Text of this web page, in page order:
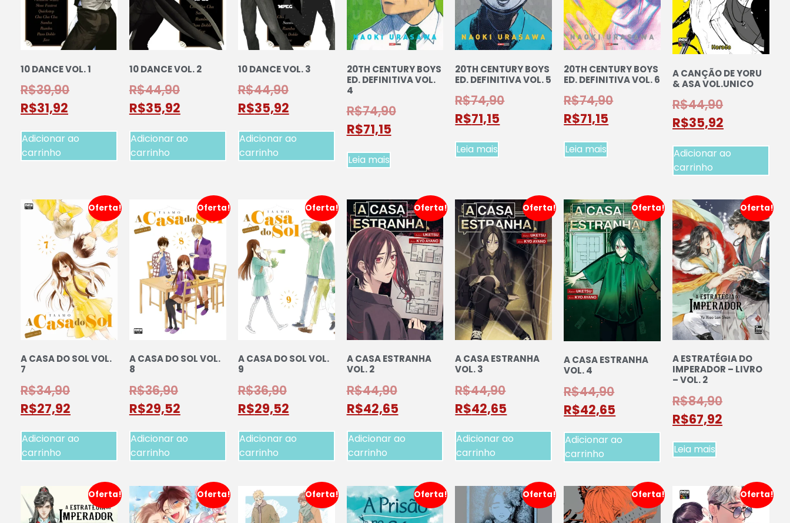
10 DANCE VOL. 1
R$39,90
R$31,92
Adicionar ao
carrinho
10 DANCE VOL. 2
R$44,90
R$35,92
Adicionar ao
carrinho
10 DANCE VOL. 3
R$44,90
R$35,92
Adicionar ao
carrinho
20TH CENTURY BOYS
ED. DEFINITIVA VOL.
4
R$74,90
R$71,15
Leia mais
20TH CENTURY BOYS
ED. DEFINITIVA VOL. 5
R$74,90
R$71,15
Leia mais
20TH CENTURY BOYS
ED. DEFINITIVA VOL. 6
R$74,90
R$71,15
Leia mais
A CANÇÃO DE YORU
& ASA VOL.UNICO
R$44,90
R$35,92
Adicionar ao
carrinho
Oferta!
A CASA DO SOL VOL.
7
R$34,90
R$27,92
Adicionar ao
carrinho
Oferta!
A CASA DO SOL VOL.
8
R$36,90
R$29,52
Adicionar ao
carrinho
Oferta!
A CASA DO SOL VOL.
9
R$36,90
R$29,52
Adicionar ao
carrinho
Oferta!
A CASA ESTRANHA
VOL. 2
R$44,90
R$42,65
Adicionar ao
carrinho
Oferta!
A CASA ESTRANHA
VOL. 3
R$44,90
R$42,65
Adicionar ao
carrinho
Oferta!
A CASA ESTRANHA
VOL. 4
R$44,90
R$42,65
Adicionar ao
carrinho
Oferta!
A ESTRATÉGIA DO
IMPERADOR – LIVRO
– VOL. 2
R$84,90
R$67,92
Leia mais
Oferta! Oferta! Oferta! Oferta! Oferta! Oferta! Oferta!